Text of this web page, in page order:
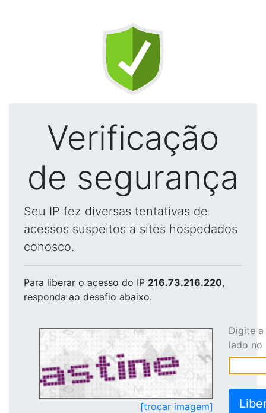
Verificação
de segurança
Seu IP fez diversas tentativas de
acessos suspeitos a sites hospedados
conosco.
Para liberar o acesso do IP 216.73.216.220,
responda ao desafio abaixo.
[trocar imagem]
Digite
lado no